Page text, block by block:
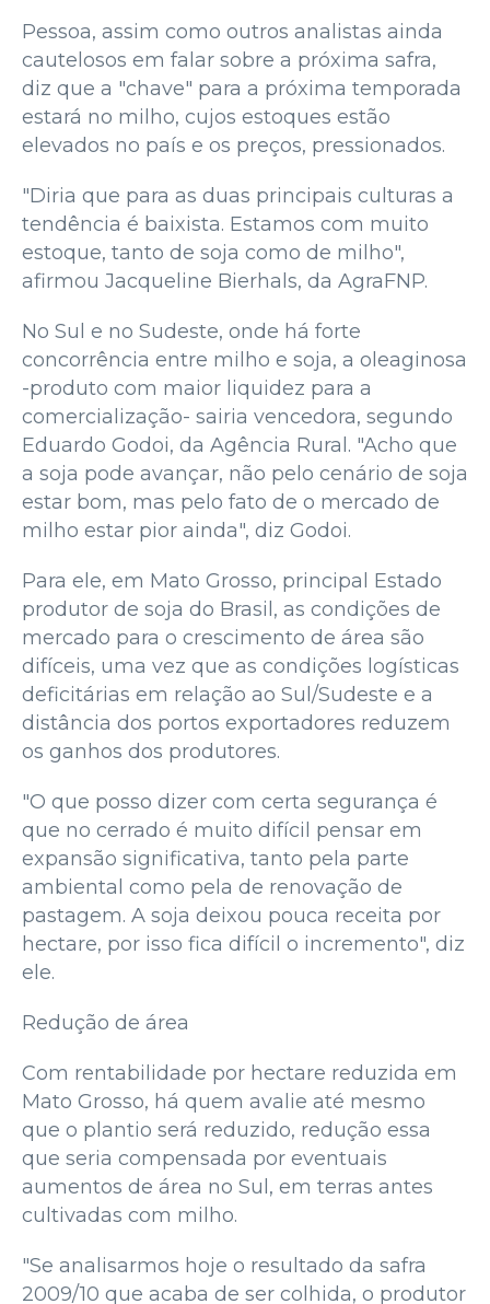
Pessoa, assim como outros analistas ainda
cautelosos em falar sobre a próxima safra,
diz que a "chave" para a próxima temporada
estará no milho, cujos estoques estão
elevados no país e os preços, pressionados.
"Diria que para as duas principais culturas a
tendência é baixista. Estamos com muito
estoque, tanto de soja como de milho",
afirmou Jacqueline Bierhals, da AgraFNP.
No Sul e no Sudeste, onde há forte
concorrência entre milho e soja, a oleaginosa
-produto com maior liquidez para a
comercialização- sairia vencedora, segundo
Eduardo Godoi, da Agência Rural. "Acho que
a soja pode avançar, não pelo cenário de soja
estar bom, mas pelo fato de o mercado de
milho estar pior ainda", diz Godoi.
Para ele, em Mato Grosso, principal Estado
produtor de soja do Brasil, as condições de
mercado para o crescimento de área são
difíceis, uma vez que as condições logísticas
deficitárias em relação ao Sul/Sudeste e a
distância dos portos exportadores reduzem
os ganhos dos produtores.
"O que posso dizer com certa segurança é
que no cerrado é muito difícil pensar em
expansão significativa, tanto pela parte
ambiental como pela de renovação de
pastagem. A soja deixou pouca receita por
hectare, por isso fica difícil o incremento", diz
ele.
Redução de área
Com rentabilidade por hectare reduzida em
Mato Grosso, há quem avalie até mesmo
que o plantio será reduzido, redução essa
que seria compensada por eventuais
aumentos de área no Sul, em terras antes
cultivadas com milho.
"Se analisarmos hoje o resultado da safra
2009/10 que acaba de ser colhida, o produtor